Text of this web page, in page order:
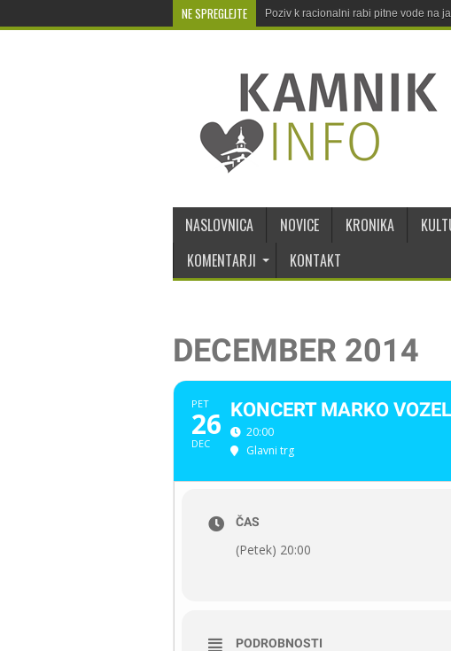
NE SPREGLEJTE Poziv k racionalni rabi pitne vode na
NASLOVNICA NOVICE KRONIKA
KOMENTARJI
KONTAKT
DECEMBER 2014
PET
26
DEC
KONCERT MARKO
20:00
Glavni trg
ČAS
(Petek) 20:00
PODROBNOSTI